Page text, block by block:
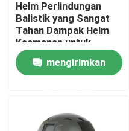
Rumah
video
Helm Perlindungan
Balistik yang Sangat
Tahan Dampak Helm
Keamanan untuk
Perlindungan Tahan
Dampakmengirimkan